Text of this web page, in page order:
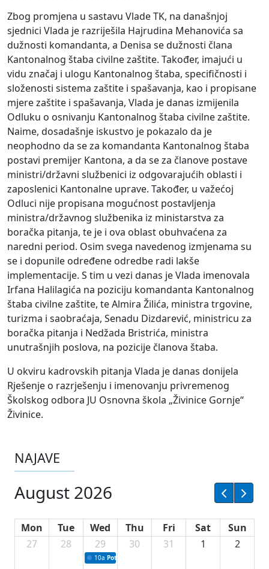
Zbog promjena u sastavu Vlade TK, na današnjoj
sjednici Vlada je razriješila Hajrudina Mehanovića sa
dužnosti komandanta, a Denisa se dužnosti člana
Kantonalnog štaba civilne zaštite. Također, imajući u
vidu značaj i ulogu Kantonalnog štaba, specifičnosti i
složenosti sistema zaštite i spašavanja, kao i propisane
mjere zaštite i spašavanja, Vlada je danas izmijenila
Odluku o osnivanju Kantonalnog štaba civilne zaštite.
Naime, dosadašnje iskustvo je pokazalo da je
neophodno da se za komandanta Kantonalnog štaba
postavi premijer Kantona, a da se za članove postave
ministri/državni službenici iz odgovarajućih oblasti i
zaposlenici Kantonalne uprave. Također, u važećoj
Odluci nije propisana mogućnost postavljenja
ministra/državnog službenika iz ministarstva za
boračka pitanja, te je i ova oblast obuhvaćena za
naredni period. Osim svega navedenog izmjenama su
se i dopunile određene odredbe radi lakše
implementacije. S tim u vezi danas je Vlada imenovala
Irfana Halilagića na poziciju komandanta Kantonalnog
štaba civilne zaštite, te Almira Žilića, ministra trgovine,
turizma i saobraćaja, Senadu Dizdarević, ministricu za
boračka pitanja i Nedžada Bristrića, ministra
unutrašnjih poslova, na pozicije članova štaba.
U okviru kadrovskih pitanja Vlada je danas donijela
Rješenje o razrješenju i imenovanju privremenog
Školskog odbora JU Osnovna škola „Živinice Gornje“
Živinice.
NAJAVE
August 2026
Mon Tue Wed Thu Fri Sat
Sun
27
28 29
10a Potpisivanje ugovora sa neprofitnim
30 31 1 2